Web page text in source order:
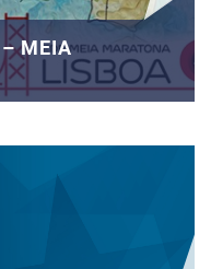
– MEIA